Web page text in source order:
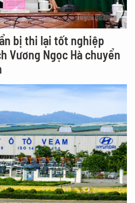
bị thi lại tốt nghiệp
Vương Ngọc Hà chuyển